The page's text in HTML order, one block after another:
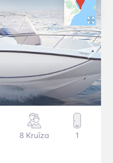
8 Kruīza 1